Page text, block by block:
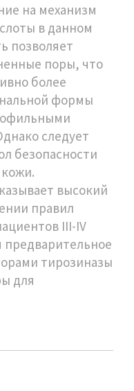
на механизм
в данном
позволяет
поры, что
более
формы
следует
безопасности
высокий
правил
III-IV
тирозиназы
для